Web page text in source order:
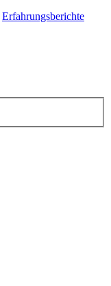
Erfahrungsberichte